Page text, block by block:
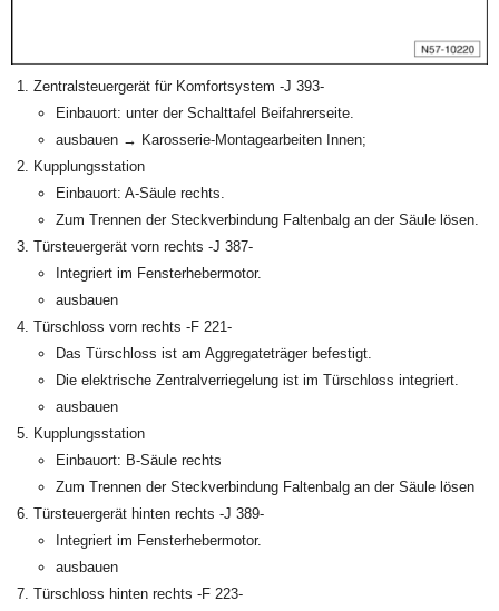
Zentralsteuergerät für Komfortsystem -J 393-
Einbauort: unter der Schalttafel Beifahrerseite.
ausbauen → Karosserie-Montagearbeiten Innen;
Kupplungsstation
Einbauort: A-Säule rechts.
Zum Trennen der Steckverbindung Faltenbalg an der Säule lösen.
Türsteuergerät vorn rechts -J 387-
Integriert im Fensterhebermotor.
ausbauen
Türschloss vorn rechts -F 221-
Das Türschloss ist am Aggregateträger befestigt.
Die elektrische Zentralverriegelung ist im Türschloss integriert.
ausbauen
Kupplungsstation
Einbauort: B-Säule rechts
Zum Trennen der Steckverbindung Faltenbalg an der Säule lösen
Türsteuergerät hinten rechts -J 389-
Integriert im Fensterhebermotor.
ausbauen
Türschloss hinten rechts -F 223-